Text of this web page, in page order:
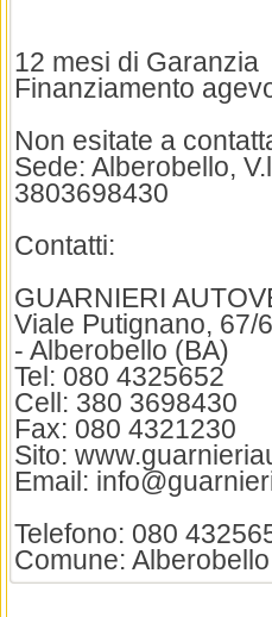
12 mesi di Garanzia
Finanziamento
Non esitate a
Sede: Alberobello,
3803698430
Contatti:
GUARNIERI
Viale Putignano, 67/
- Alberobello (BA)
Tel: 080 4325652
Cell: 380 3698430
Fax: 080 4321230
Sito:
Email:
Telefono: 080
Comune: Alberobello